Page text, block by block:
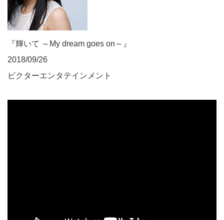
『輝いて ～My dream goes on～』
2018/09/26
ビクターエンタテインメント